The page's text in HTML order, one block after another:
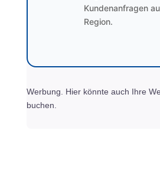
Kundenanfragen
Region.
Werbung. Hier könnte auch Ihre
buchen.